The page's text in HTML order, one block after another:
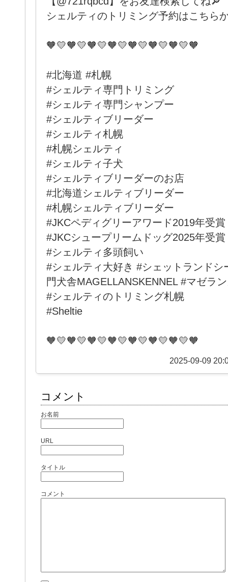
シェルティのトリミング予約はこちら
🧡💛🧡💛🧡💛🧡💛🧡💛🧡💛🧡💛🧡
#北海道 #札幌
#シェルティ専門トリミング
#シェルティ専門シャンプー
#シェルティブリーダー
#シェルティ札幌
#札幌シェルティ
#シェルティ子犬
#シェルティブリーダーのお店
#北海道シェルティブリーダー
#札幌シェルティブリーダー
#JKCペディグリーアワード2019年受賞
#JKCシュープリームドッグ2025年受賞
#シェルティ多頭飼い
#シェルティ大好き #シェットランド
門犬舎MAGELLANSKENNEL #マゼラ
#シェルティのトリミング札幌
#Sheltie
🧡💛🧡💛🧡💛🧡💛🧡💛🧡💛🧡💛🧡
2025-09-09
コメント
お名前
URL
タイトル
コメント